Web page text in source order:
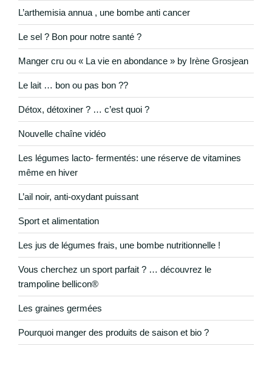
L’arthemisia annua , une bombe anti cancer
Le sel ? Bon pour notre santé ?
Manger cru ou « La vie en abondance » by Irène Grosjean
Le lait … bon ou pas bon ??
Détox, détoxiner ? … c’est quoi ?
Nouvelle chaîne vidéo
Les légumes lacto- fermentés: une réserve de vitamines
même en hiver
L’ail noir, anti-oxydant puissant
Sport et alimentation
Les jus de légumes frais, une bombe nutritionnelle !
Vous cherchez un sport parfait ? … découvrez le
trampoline bellicon®
Les graines germées
Pourquoi manger des produits de saison et bio ?